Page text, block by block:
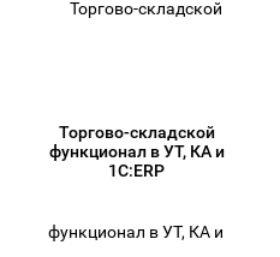
Торгово-складской
функционал в УТ, КА и
1С:ERP